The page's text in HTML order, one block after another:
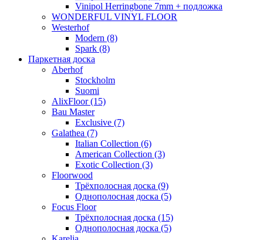
Vinipol Herringbone 7mm + подложка
WONDERFUL VINYL FLOOR
Westerhof
Modern (8)
Spark (8)
Паркетная доска
Aberhof
Stockholm
Suomi
AlixFloor (15)
Bau Master
Exclusive (7)
Galathea (7)
Italian Collection (6)
American Collection (3)
Exotic Collection (3)
Floorwood
Трёхполосная доска (9)
Однополосная доска (5)
Focus Floor
Трёхполосная доска (15)
Однополосная доска (5)